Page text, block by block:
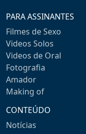
PARA ASSINANTES
Filmes de Sexo
Videos Solos
Videos de Oral
Fotografia
Amador
Making of
CONTEÚDO
Notícias